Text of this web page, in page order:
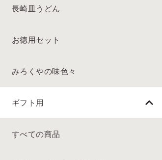
長崎皿うどん
お徳用セット
みろくやの味色々
ギフト用
すべての商品